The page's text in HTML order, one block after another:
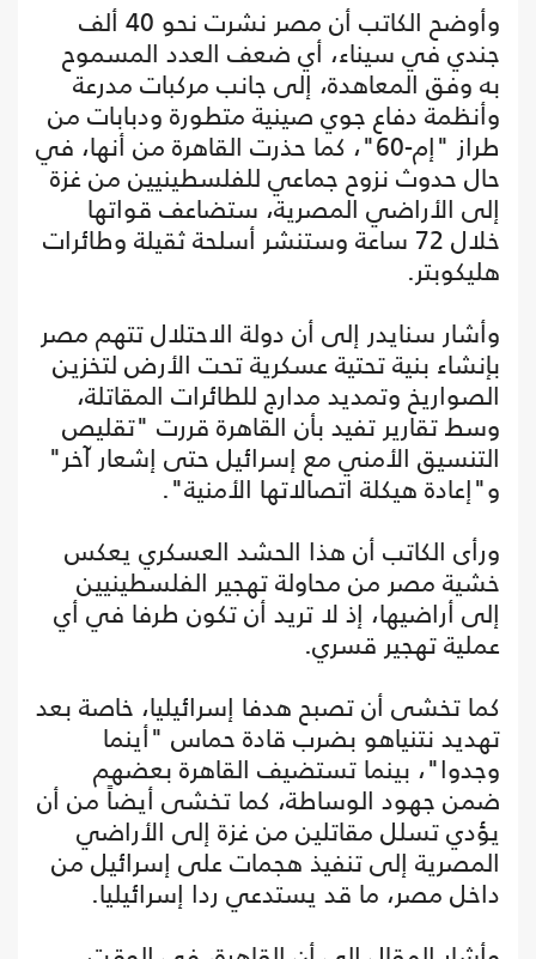
وأوضح الكاتب أن مصر نشرت نحو 40 ألف
جندي في سيناء، أي ضعف العدد المسموح
به وفق المعاهدة، إلى جانب مركبات مدرعة
وأنظمة دفاع جوي صينية متطورة ودبابات من
طراز "إم-60"، كما حذرت القاهرة من أنها، في
حال حدوث نزوح جماعي للفلسطينيين من غزة
إلى الأراضي المصرية، ستضاعف قواتها
خلال 72 ساعة وستنشر أسلحة ثقيلة وطائرات
هليكوبتر.
وأشار سنايدر إلى أن دولة الاحتلال تتهم مصر
بإنشاء بنية تحتية عسكرية تحت الأرض لتخزين
الصواريخ وتمديد مدارج للطائرات المقاتلة،
وسط تقارير تفيد بأن القاهرة قررت "تقليص
التنسيق الأمني مع إسرائيل حتى إشعار آخر"
و"إعادة هيكلة اتصالاتها الأمنية".
ورأى الكاتب أن هذا الحشد العسكري يعكس
خشية مصر من محاولة تهجير الفلسطينيين
إلى أراضيها، إذ لا تريد أن تكون طرفا في أي
عملية تهجير قسري.
كما تخشى أن تصبح هدفا إسرائيليا، خاصة بعد
تهديد نتنياهو بضرب قادة حماس "أينما
وجدوا"، بينما تستضيف القاهرة بعضهم
ضمن جهود الوساطة، كما تخشى أيضاً من أن
يؤدي تسلل مقاتلين من غزة إلى الأراضي
المصرية إلى تنفيذ هجمات على إسرائيل من
داخل مصر، ما قد يستدعي ردا إسرائيليا.